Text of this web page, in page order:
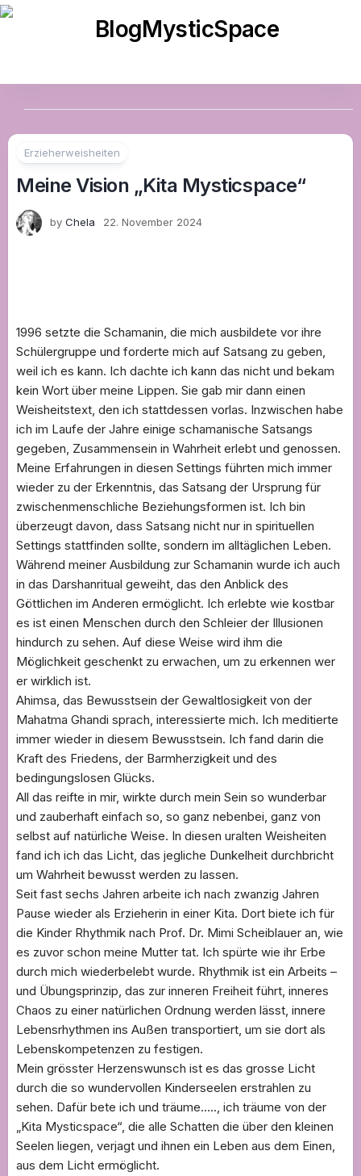
Skip
Erzieherweisheiten
Meine Vision „Kita Mysticspace“
by Chela 22. November 2024
1996 setzte die Schamanin, die mich ausbildete vor ihre
Schülergruppe und forderte mich auf Satsang zu geben,
weil ich es kann. Ich dachte ich kann das nicht und bekam
kein Wort über meine Lippen. Sie gab mir dann einen
Weisheitstext, den ich stattdessen vorlas. Inzwischen habe
ich im Laufe der Jahre einige schamanische Satsangs
gegeben, Zusammensein in Wahrheit erlebt und genossen.
Meine Erfahrungen in diesen Settings führten mich immer
wieder zu der Erkenntnis, das Satsang der Ursprung für
zwischenmenschliche Beziehungsformen ist. Ich bin
überzeugt davon, dass Satsang nicht nur in spirituellen
Settings stattfinden sollte, sondern im alltäglichen Leben.
Während meiner Ausbildung zur Schamanin wurde ich auch
in das Darshanritual geweiht, das den Anblick des
Göttlichen im Anderen ermöglicht. Ich erlebte wie kostbar
es ist einen Menschen durch den Schleier der Illusionen
hindurch zu sehen. Auf diese Weise wird ihm die
Möglichkeit geschenkt zu erwachen, um zu erkennen wer
er wirklich ist.
Ahimsa, das Bewusstsein der Gewaltlosigkeit von der
Mahatma Ghandi sprach, interessierte mich. Ich meditierte
immer wieder in diesem Bewusstsein. Ich fand darin die
Kraft des Friedens, der Barmherzigkeit und des
bedingungslosen Glücks.
All das reifte in mir, wirkte durch mein Sein so wunderbar
und zauberhaft einfach so, so ganz nebenbei, ganz von
selbst auf natürliche Weise. In diesen uralten Weisheiten
fand ich ich das Licht, das jegliche Dunkelheit durchbricht
um Wahrheit bewusst werden zu lassen.
Seit fast sechs Jahren arbeite ich nach zwanzig Jahren
Pause wieder als Erzieherin in einer Kita. Dort biete ich für
die Kinder Rhythmik nach Prof. Dr. Mimi Scheiblauer an, wie
es zuvor schon meine Mutter tat. Ich spürte wie ihr Erbe
durch mich wiederbelebt wurde. Rhythmik ist ein Arbeits –
und Übungsprinzip, das zur inneren Freiheit führt, inneres
Chaos zu einer natürlichen Ordnung werden lässt, innere
Lebensrhythmen ins Außen transportiert, um sie dort als
Lebenskompetenzen zu festigen.
Mein grösster Herzenswunsch ist es das grosse Licht
durch die so wundervollen Kinderseelen erstrahlen zu
sehen. Dafür bete ich und träume….., ich träume von der
„Kita Mysticspace“, die alle Schatten die über den kleinen
Seelen liegen, verjagt und ihnen ein Leben aus dem Einen,
aus dem Licht ermöglicht.